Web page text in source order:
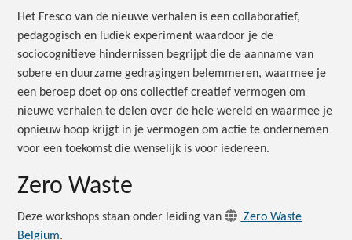
Het Fresco van de nieuwe verhalen is een collaboratief,
pedagogisch en ludiek experiment waardoor je de
sociocognitieve hindernissen begrijpt die de aanname van
sobere en duurzame gedragingen belemmeren, waarmee je
een beroep doet op ons collectief creatief vermogen om
nieuwe verhalen te delen over de hele wereld en waarmee je
opnieuw hoop krijgt in je vermogen om actie te ondernemen
voor een toekomst die wenselijk is voor iedereen.
Zero Waste
Deze workshops staan onder leiding van
Zero Waste
Belgium.